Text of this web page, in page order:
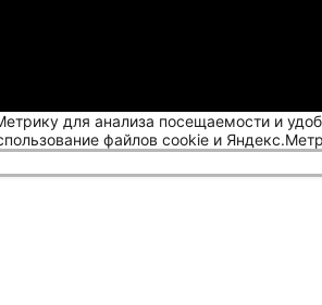
для анализа посещаемости и
файлов cookie и